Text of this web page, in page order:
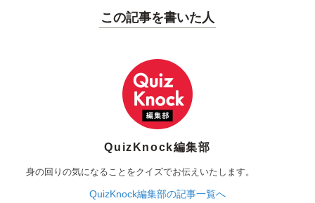
この記事を書いた人
QuizKnock編集部
身の回りの気になることをクイズでお伝えいたします。
QuizKnock編集部の記事一覧へ